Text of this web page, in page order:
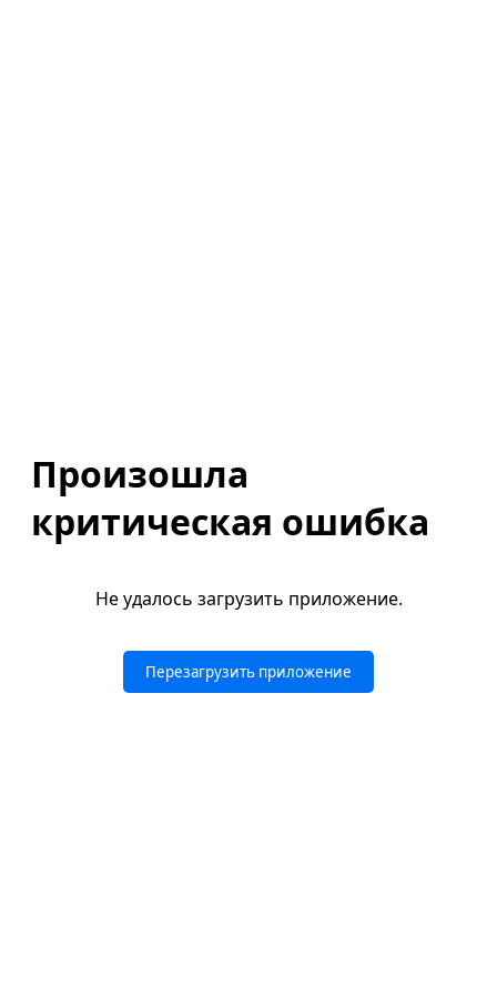
Произошла
критическая ошибка
Не удалось загрузить приложение.
Перезагрузить приложение